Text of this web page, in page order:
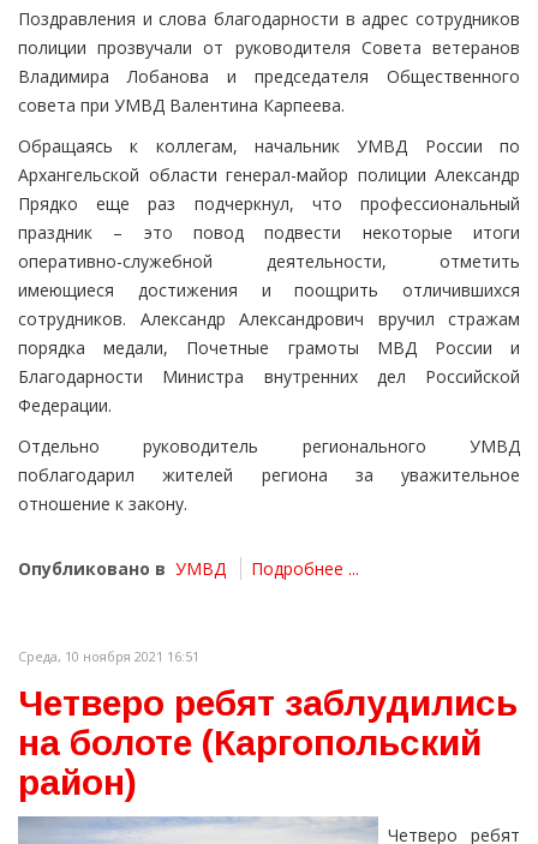
Поздравления и слова благодарности в адрес сотрудников
полиции прозвучали от руководителя Совета ветеранов
Владимира Лобанова и председателя Общественного
совета при УМВД Валентина Карпеева.
Обращаясь к коллегам, начальник УМВД России по
Архангельской области генерал-майор полиции Александр
Прядко еще раз подчеркнул, что профессиональный
праздник – это повод подвести некоторые итоги
оперативно-служебной деятельности, отметить
имеющиеся достижения и поощрить отличившихся
сотрудников. Александр Александрович вручил стражам
порядка медали, Почетные грамоты МВД России и
Благодарности Министра внутренних дел Российской
Федерации.
Отдельно руководитель регионального УМВД
поблагодарил жителей региона за уважительное
отношение к закону.
Опубликовано в УМВД Подробнее ...
Среда, 10 ноября 2021 16:51
Четверо ребят заблудились
на болоте (Каргопольский
район)
Четверо ребят